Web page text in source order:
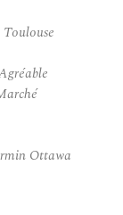
Ottawa